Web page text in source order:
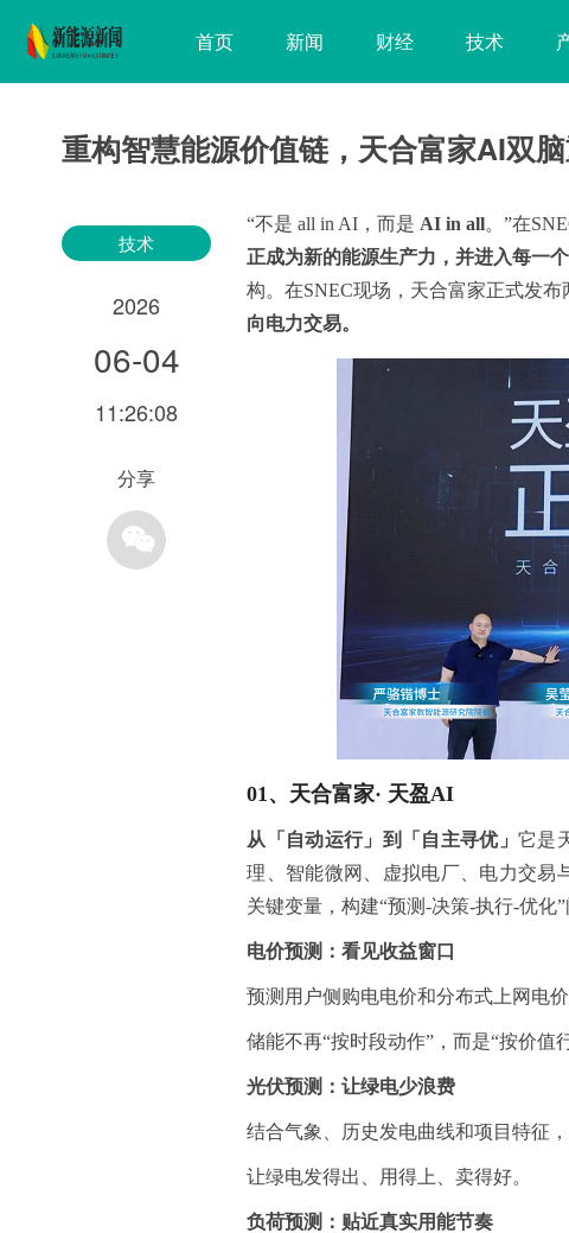
首页 新闻 财经 技术
重构智慧能源价值链，天合富家AI双脑
技术
2026
06-04
11:26:08
分享
“不是 all in AI，而是 AI in all。”在
正成为新的能源生产力，并进入每一个
构。在SNEC现场，天合富家正式发布
向电力交易。
01、 天合富家· 天盈AI
从「自动运行」到「自主寻优」 它是
理、智能微网、虚拟电厂、电力交易
关键变量，构建“预测-决策-执行-优化”
电价预测：看见收益窗口
预测用户侧购电电价和分布式上网电
储能不再“按时段动作”，而是“按价值
光伏预测：让绿电少浪费
结合气象、历史发电曲线和项目特征
让绿电发得出、用得上、卖得好。
负荷预测：贴近真实用能节奏